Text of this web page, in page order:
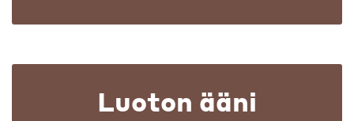
Luoton ääni